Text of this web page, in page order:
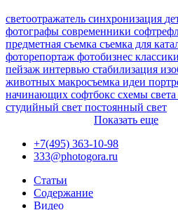
светоотражатель синхронизация
фотографы современники
предметная съемка съемка для
фоторепортаж фотобизнес классики
пейзаж интервью стабилизация
животных макросъемка идеи
начинающих софтбокс схемы света
студийный свет постоянный свет
Показать еще
+7(495) 363-10-98
333@photogora.ru
Статьи
Содержание
Видео